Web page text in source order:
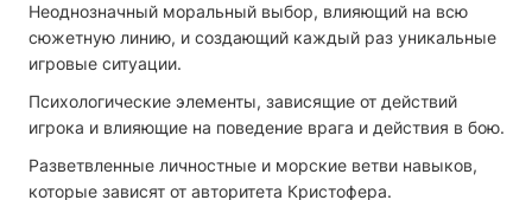
Неоднозначный моральный выбор, влияющий на всю
сюжетную линию, и создающий каждый раз уникальные
игровые ситуации.
Психологические элементы, зависящие от действий
игрока и влияющие на поведение врага и действия в бою.
Разветвленные личностные и морские ветви навыков,
которые зависят от авторитета Кристофера.